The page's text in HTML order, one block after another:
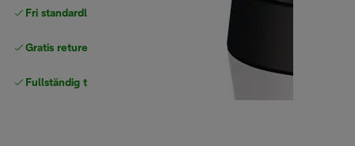
Fri standardleverans
Gratis returer
Fullständig tillverkargaranti